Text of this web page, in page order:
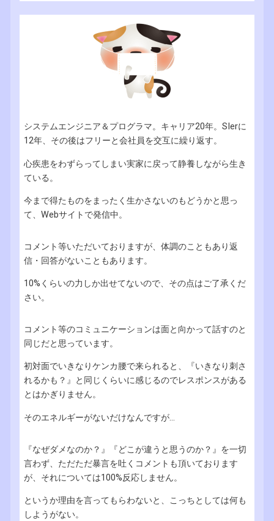
システムエンジニア＆プログラマ。キャリア20年。SIerに
12年、その後はフリーと会社員を交互に繰り返す。
心疾患をわずらってしまい実家に戻って静養しながら生き
ている。
今まで得たものをまったく生かさないのもどうかと思っ
て、Webサイトで発信中。
コメント等いただいておりますが、体調のこともあり返
信・回答がないこともあります。
10%くらいの力しか出せてないので、その点はご了承くだ
さい。
コメント等のコミュニケーションは面と向かって話すのと
同じだと思っています。
初対面でいきなりケンカ腰で来られると、『いきなり刺さ
れるかも？』と同じくらいに感じるのでレスポンスがある
とはかぎりません。
そのエネルギーがないだけなんですが...
『なぜダメなのか？』『どこが違うと思うのか？』を一切
言わず、ただただ暴言を吐くコメントも頂いております
が、それについては100%反応しません。
というか理由を言ってもらわないと、こっちとしては何も
しようがない。